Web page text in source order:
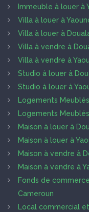
Immeuble à louer à
Villa à louer à
Villa à louer à
Villa à vendre à
Villa à vendre à
Studio à louer à
Studio à louer à
Logements
Logements
Maison à louer à
Maison à louer à
Maison à vendre à
Maison à vendre à
Fonds de
Cameroun
Local commercial